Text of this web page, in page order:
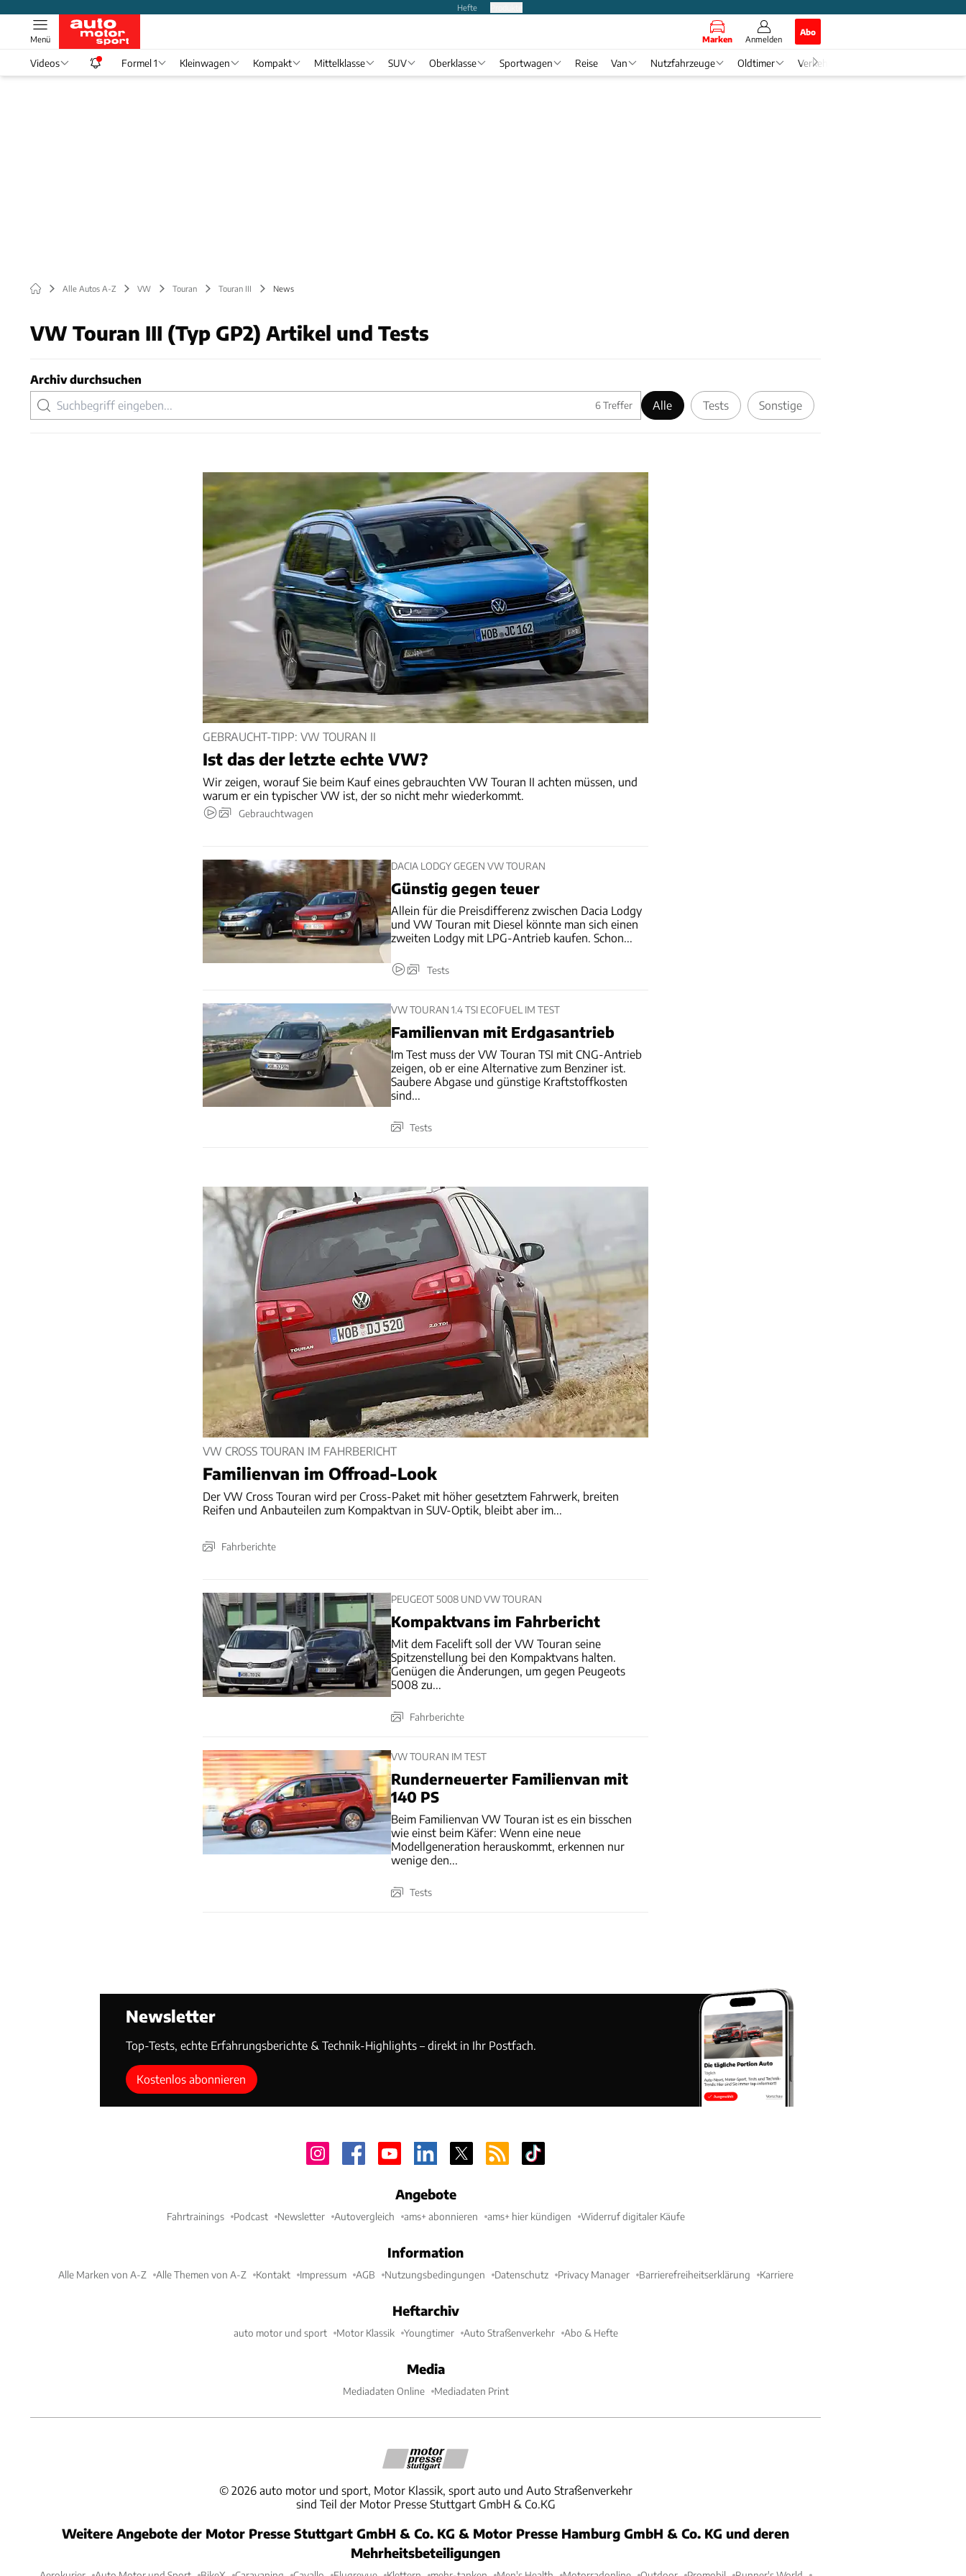
Hefte
Marken Anmelden
Abo
Menü
Videos Formel 1 Kleinwagen Kompakt Mittelklasse SUV Oberklasse Sportwagen Reise Van Nutzfahrzeuge Oldtimer Verkehr
Alle Autos A-Z VW Touran Touran III News
VW Touran III (Typ GP2) Artikel und Tests
Archiv durchsuchen
6Treffer Alle Tests Sonstige
GEBRAUCHT-TIPP: VW TOURAN II
Ist das der letzte echte VW?
Wir zeigen, worauf Sie beim Kauf eines gebrauchten VW Touran II achten müssen, und
warum er ein typischer VW ist, der so nicht mehr wiederkommt.
Gebrauchtwagen
DACIA LODGY GEGEN VW TOURAN
Günstig gegen teuer
Allein für die Preisdifferenz zwischen Dacia Lodgy
und VW Touran mit Diesel könnte man sich einen
zweiten Lodgy mit LPG-Antrieb kaufen. Schon...
Tests
VW TOURAN 1.4 TSI ECOFUEL IM TEST
Familienvan mit Erdgasantrieb
Im Test muss der VW Touran TSI mit CNG-Antrieb
zeigen, ob er eine Alternative zum Benziner ist.
Saubere Abgase und günstige Kraftstoffkosten
sind...
Tests
VW CROSS TOURAN IM FAHRBERICHT
Familienvan im Offroad-Look
Der VW Cross Touran wird per Cross-Paket mit höher gesetztem Fahrwerk, breiten
Reifen und Anbauteilen zum Kompaktvan in SUV-Optik, bleibt aber im...
Fahrberichte
PEUGEOT 5008 UND VW TOURAN
Kompaktvans im Fahrbericht
Mit dem Facelift soll der VW Touran seine
Spitzenstellung bei den Kompaktvans halten.
Genügen die Änderungen, um gegen Peugeots
5008 zu...
Fahrberichte
VW TOURAN IM TEST
Runderneuerter Familienvan mit
140 PS
Beim Familienvan VW Touran ist es ein bisschen
wie einst beim Käfer: Wenn eine neue
Modellgeneration herauskommt, erkennen nur
wenige den...
Tests
Newsletter
Top-Tests, echte Erfahrungsberichte & Technik-Highlights – direkt in Ihr Postfach.
Kostenlos abonnieren
Angebote
Fahrtrainings Podcast Newsletter Autovergleich ams+ abonnieren ams+ hier kündigen Widerruf digitaler Käufe
Information
Alle Marken von A-Z Alle Themen von A-Z Kontakt Impressum AGB Nutzungsbedingungen Datenschutz Privacy Manager Barrierefreiheitserklärung Karriere
Heftarchiv
auto motor und sport Motor Klassik Youngtimer Auto Straßenverkehr Abo & Hefte
Media
Mediadaten Online Mediadaten Print
© 2026 auto motor und sport, Motor Klassik, sport auto und Auto Straßenverkehr
sind Teil der Motor Presse Stuttgart GmbH & Co.KG
Weitere Angebote der Motor Presse Stuttgart GmbH & Co. KG & Motor Presse Hamburg GmbH & Co. KG und deren
Mehrheitsbeteiligungen